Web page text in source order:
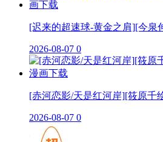
[迟来的超速球-黄金之肩][今泉
2026-08-07 0
[赤河恋影/天是红河岸][筱原千
2026-08-07 0